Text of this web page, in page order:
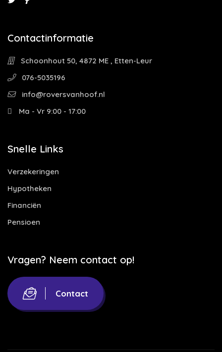
Contactinformatie
Schoonhout 50, 4872 ME , Etten-Leur
076-5035196
info@roversvanhoof.nl
Ma - Vr 9:00 - 17:00
Snelle Links
Verzekeringen
Hypotheken
Financiën
Pensioen
Vragen? Neem contact op!
Contact